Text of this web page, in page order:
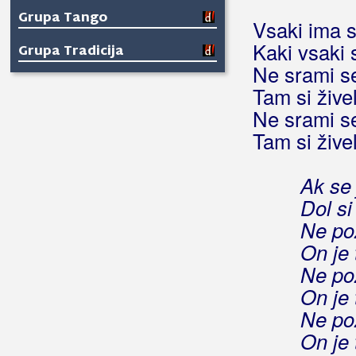
Grupa Tango
Grupa Tradicija
Vsaki ima
Kaki vsaki
Ne srami
Tam si
Ne srami
Tam si
Ak
Dol
Ne
On je
Ne
On je
Ne
On je